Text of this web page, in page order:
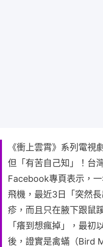
《衝上雲霄》系列電視
但「有苦自己知」！台
Facebook專頁表示，
飛機，最近3日「突然
疹，而且只在腋下跟鼠
「癢到想瘋掉」，最初
後，證實是禽蟎（Bird